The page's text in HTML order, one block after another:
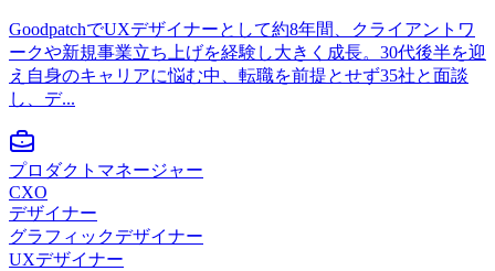
GoodpatchでUXデザイナーとして約8年間、クライアントワ
ークや新規事業立ち上げを経験し大きく成長。30代後半を迎
え自身のキャリアに悩む中、転職を前提とせず35社と面談
し、デ...
プロダクトマネージャー
CXO
デザイナー
グラフィックデザイナー
UXデザイナー